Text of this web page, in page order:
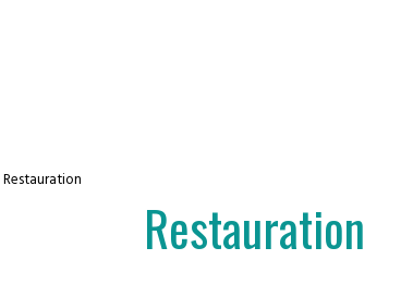
Restauration
Restauration